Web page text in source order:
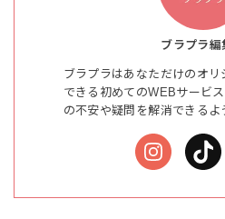
ブラプラ編
ブラプラはあなただけのオ
できる初めてのWEBサービ
の不安や疑問を解消できるよ